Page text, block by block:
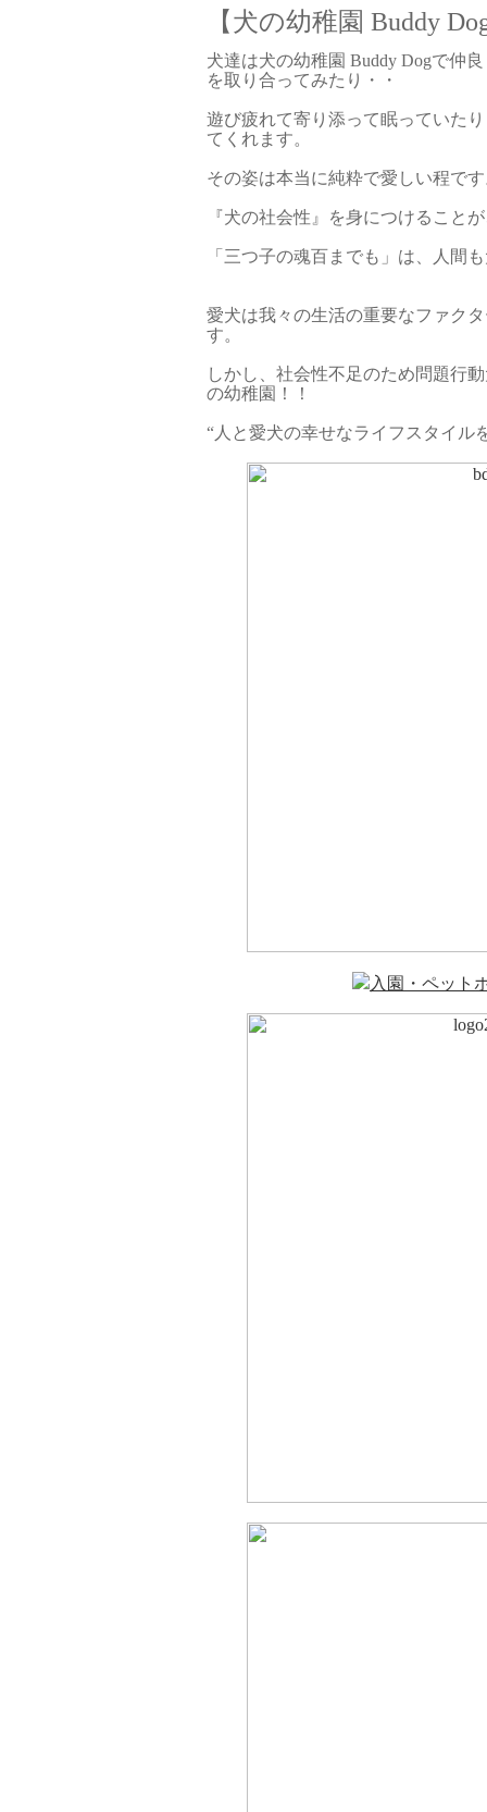
【犬の幼稚園 Buddy
犬達は犬の幼稚園 Buddy Dogで仲
を取り合ってみたり・・
遊び疲れて寄り添って眠っていた
てくれます。
その姿は本当に純粋で愛しい程で
『犬の社会性』を身につけること
「三つ子の魂百までも」は、人間
愛犬は我々の生活の重要なファク
す。
しかし、社会性不足のため問題行
の幼稚園！！
“人と愛犬の幸せなライフスタイ
入園・ペット